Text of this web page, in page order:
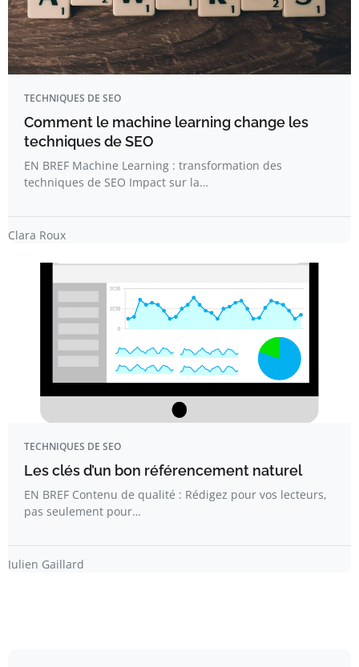
TECHNIQUES DE SEO
Comment le machine learning change les
techniques de SEO
EN BREF Machine Learning : transformation des
techniques de SEO Impact sur la…
Clara Roux
TECHNIQUES DE SEO
Les clés d’un bon référencement naturel
EN BREF Contenu de qualité : Rédigez pour vos lecteurs,
pas seulement pour…
Julien Gaillard